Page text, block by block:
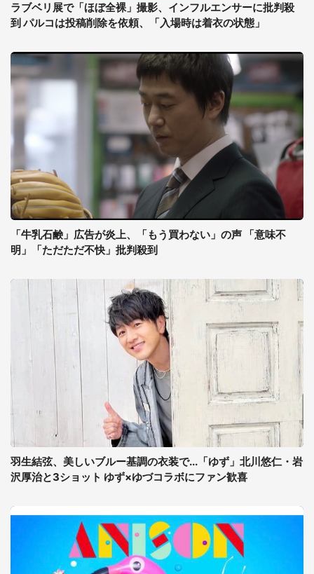
ラブベリ展で「ほぼ全裸」撮影、インフルエンサーに批判殺
到 パルコは投稿削除を依頼、「入場時は着衣の状態」
「牛乳石鹸」広告が炎上、「もう買わない」の声 「意味不
明」「ただただ不快」批判殺到
羽生結弦、美しいブルー基調の衣装で...「ゆず」北川悠仁・岩
沢厚治と3ショット ゆず×ゆづコラボにファン歓喜